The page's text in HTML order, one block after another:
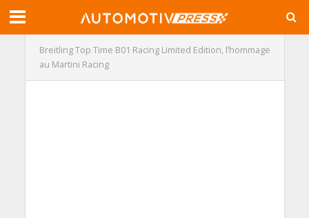
Breitling Top Time B01 Racing Limited Edition, l’hommage
au Martini Racing